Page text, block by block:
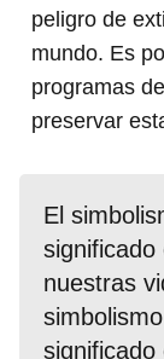
peligro de
mundo. Es
programas
preservar
El
significado
nuestras